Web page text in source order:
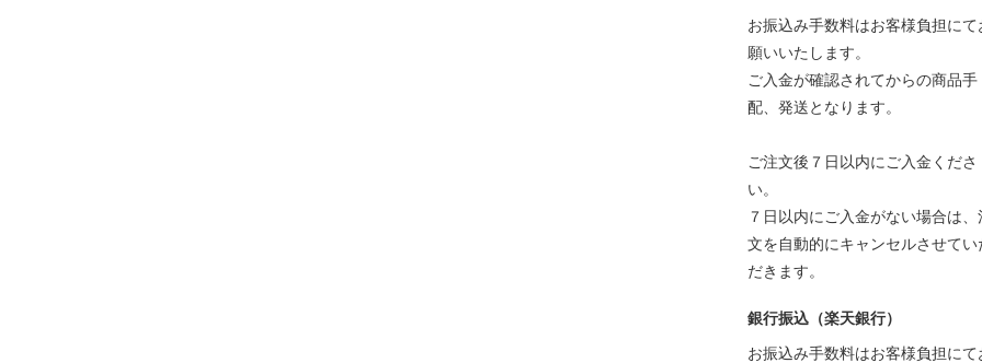
お振込み手数料はお客様負担にて
願いいたします。
ご入金が確認されてからの商品手
配、発送となります。
ご注文後７日以内にご入金くださ
い。
７日以内にご入金がない場合は、
文を自動的にキャンセルさせてい
だきます。
銀行振込（楽天銀行）
お振込み手数料はお客様負担にて